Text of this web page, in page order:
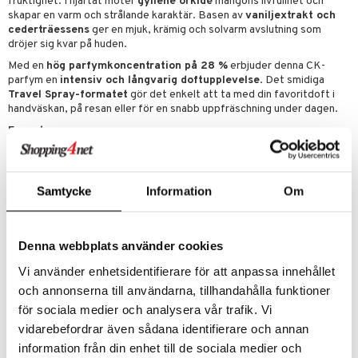
Samtycke Information Om
Denna webbplats använder cookies
Vi använder enhetsidentifierare för att anpassa innehållet
och annonserna till användarna, tillhandahålla funktioner
för sociala medier och analysera vår trafik. Vi
vidarebefordrar även sådana identifierare och annan
information från din enhet till de sociala medier och
skapar en varm och strålande karaktär. Basen avvaniljextrakt och
cederträessensger en mjuk, krämig och solvarm avslutning som
dröjer sig kvar på huden.
Med en hög parfymkoncentration på 28 %erbjuder denna CK-
parfym en intensiv och långvarig doftupplevelse. Det smidiga
Travel Spray-formatet gör det enkelt att ta med din favoritdoft i
handväskan, på resan eller för en snabb uppfräschning under dagen.
Egenskaper:
PraktisktTravel Spray-format
– perfekt för resa och handväska
Hög koncentration för långvarig hållbarhet
Doftnoter:
Basnoter:
Vaniljextrakt, cederträessens
Artikelnr